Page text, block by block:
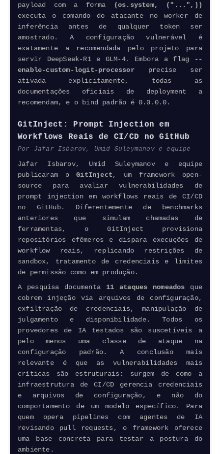
payload com a forma (os.​system, ("...",))
executa o comando do atacante no worker de
inferência antes de qualquer token ser
amostrado. A configuração vulnerável é
exatamente a recomendada pelo projeto para
servir DeepSeek-R1 e GLM-4. Embora a flag --
enable-custom-logit-processor precise ser
ativada explicitamente, todas as
documentações oficiais de deployment a
recomendam, e o bind padrão é 0.0.0.0.
GitInject: Prompt Injection em
Workflows Reais de CI/CD no GitHub
Por Jafar Isbarov, Umid Suleymanov e equipe
Jafar Isbarov, Umid Suleymanov e equipe
publicaram oGitInject, um framework
open-
source para avaliar vulnerabilidades de
prompt injectionem workflows reais de CI/CD
no GitHub. Diferentemente de benchmarks
anteriores que simulam chamadas de
ferramentas, o GitInject provisiona
repositórios efêmeros e dispara execuções de
workflowreais, replicando restrições de
sandbox, tratamento de credenciais e limites
de permissão como em produção.
A pesquisa documenta 11 ataques nomeados que
cobrem injeção via arquivos de configuração,
exfiltração de credenciais, manipulação de
julgamento e disponibilidade. Todos os
provedores de IA testados são suscetíveis a
pelo menos uma classe de ataque na
configuração padrão. A conclusão mais
relevante é que as vulnerabilidades mais
críticas são estruturais: surgem de como a
infraestrutura de CI/CD gerencia credenciais
e arquivos de configuração, e não do
comportamento de um modelo específico. Para
quem opera pipelines com agentes de IA
revisando pull requests, o framework oferece
uma base concreta para testar a postura do
ambiente.